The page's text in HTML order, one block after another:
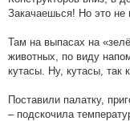
Закачаешься! Но это не
Там на выпасах на
животных, по виду
кутасы. Ну, кутасы, так
Поставили палатку,
– подскочила